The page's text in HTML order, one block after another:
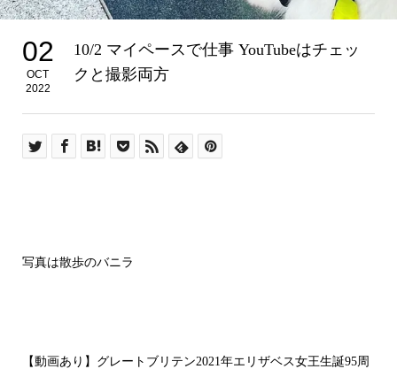
02
OCT
2022
10/2 マイペースで仕事 YouTubeはチェッ
クと撮影両方
写真は散歩のバニラ
【動画あり】グレートブリテン2021年エリザベス女王生誕95周